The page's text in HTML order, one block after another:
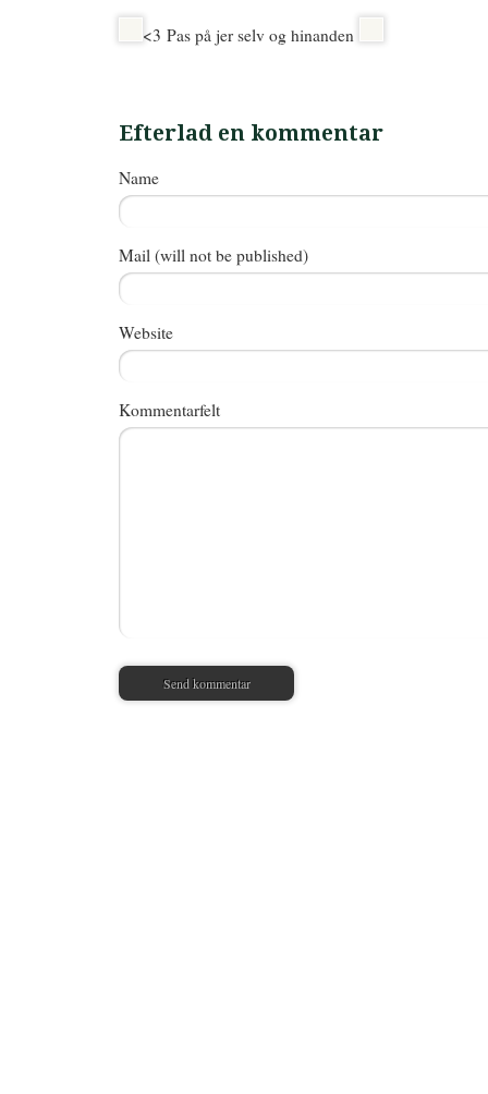
<3 Pas på jer selv og hinanden
Efterlad en kommentar
Name
Mail (will not be published)
Website
Kommentarfelt